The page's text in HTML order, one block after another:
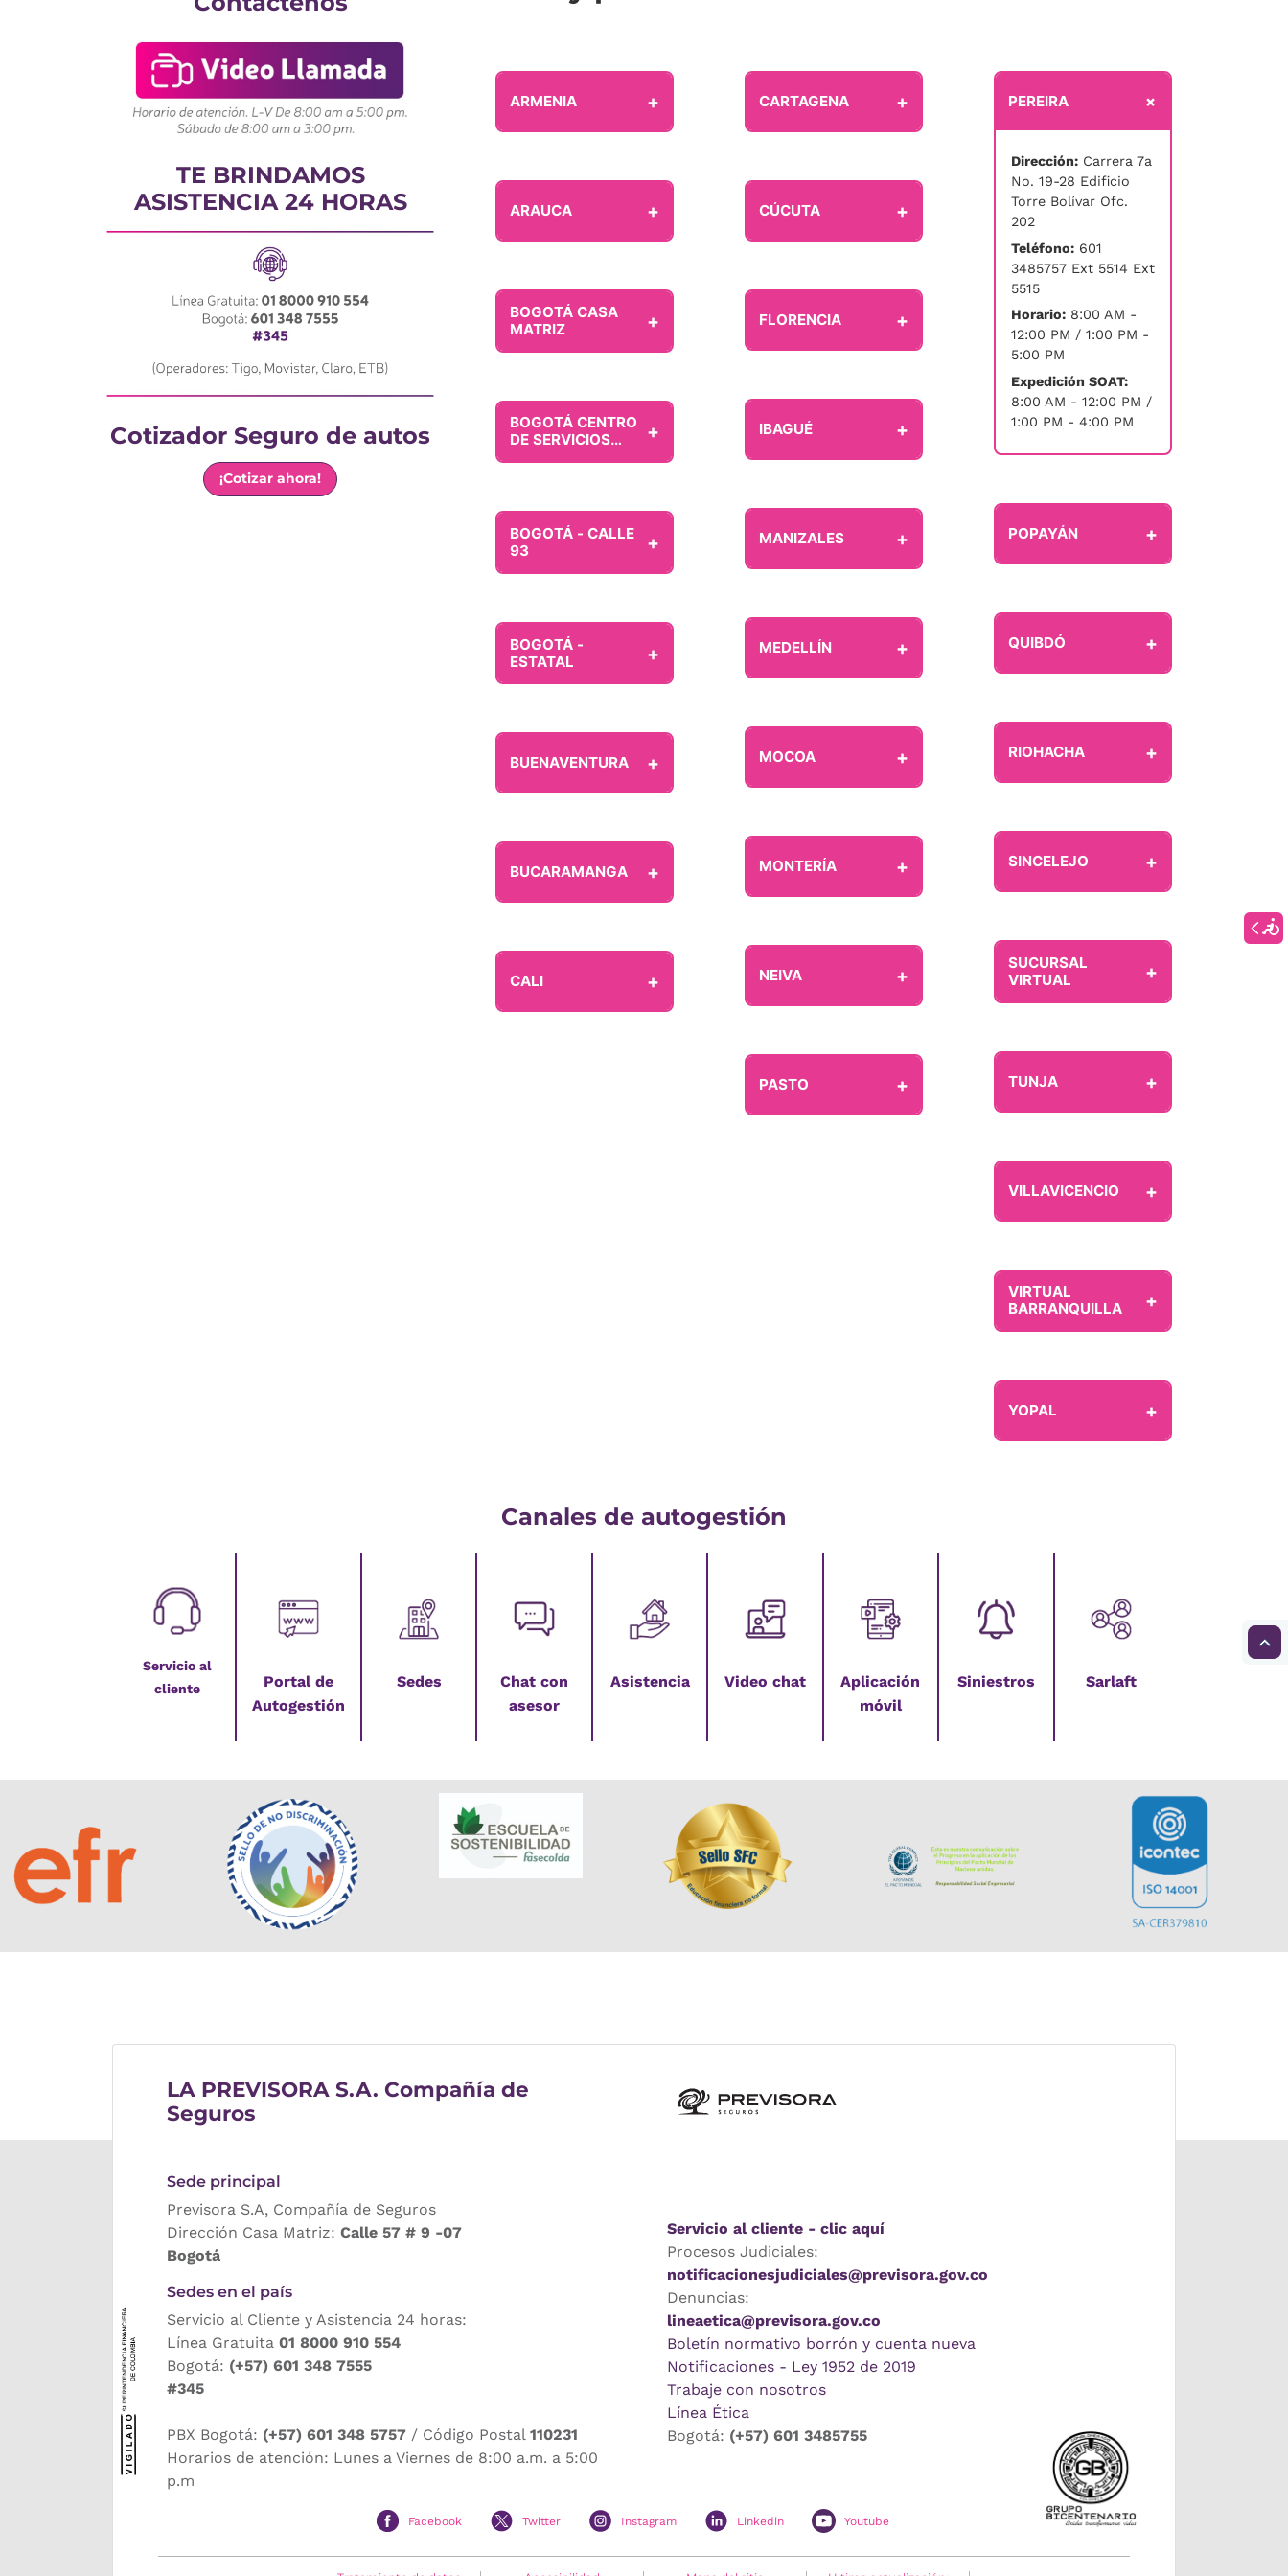
TE BRINDAMOS
ASISTENCIA 24 HORAS
Cotizador Seguro de autos
¡Cotizar ahora!
ARMENIA +
ARAUCA +
BOGOTÁ CASA
MATRIZ
+
BOGOTÁ CENTRO
DE SERVICIOS
+
BOGOTÁ - CALLE
93
+
BOGOTÁ -
ESTATAL
+
BUENAVENTURA +
BUCARAMANGA +
CALI +
CARTAGENA +
CÚCUTA +
FLORENCIA +
IBAGUÉ +
MANIZALES +
MEDELLÍN +
MOCOA +
MONTERÍA +
NEIVA +
PASTO +
PEREIRA +
Dirección:Carrera 7a
No. 19-28 Edificio
Torre Bolívar Ofc.
202
Teléfono:601
3485757 Ext 5514 Ext
5515
Horario:8:00 AM -
12:00 PM / 1:00 PM -
5:00 PM
Expedición SOAT:
8:00 AM - 12:00 PM /
1:00 PM - 4:00 PM
POPAYÁN +
QUIBDÓ +
RIOHACHA +
SINCELEJO +
SUCURSAL
VIRTUAL
+
TUNJA +
VILLAVICENCIO +
VIRTUAL
BARRANQUILLA
+
YOPAL +
Canales de autogestión
Servicio al
cliente
Portal de
Autogestión
Sedes
Chat con
asesor
Asistencia Video chat
Aplicación
móvil
Siniestros Sarlaft
LA PREVISORA S.A. Compañía de
Seguros
Sede principal
Previsora S.A, Compañía de Seguros
Dirección Casa Matriz: Calle 57 # 9 -07
Bogotá
Sedes en el país
Servicio al Cliente y Asistencia 24 horas:
Línea Gratuita 01 8000 910 554
Bogotá: (+57) 601 348 7555
#345
PBX Bogotá: (+57) 601 348 5757 / Código Postal 110231
Horarios de atención: Lunes a Viernes de 8:00 a.m. a 5:00
p.m
Servicio al cliente - clic aquí
Procesos Judiciales:
notificacionesjudiciales@previsora.gov.co
Denuncias:
lineaetica@previsora.gov.co
Boletín normativo borrón y cuenta nueva
Notificaciones - Ley 1952 de 2019
Trabaje con nosotros
Línea Ética
Bogotá: (+57) 601 3485755
Facebook Twitter Instagram Linkedin Youtube